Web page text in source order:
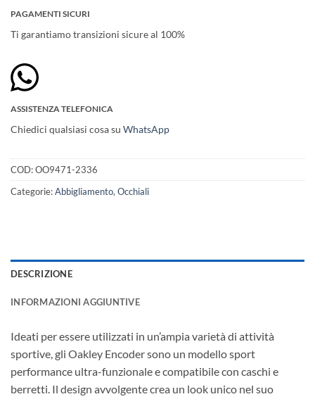
PAGAMENTI SICURI
Ti garantiamo transizioni sicure al 100%
ASSISTENZA TELEFONICA
Chiedici qualsiasi cosa su WhatsApp
COD:OO9471-2336
Categorie:Abbigliamento, Occhiali
DESCRIZIONE
INFORMAZIONI AGGIUNTIVE
Ideati per essere utilizzati in un’ampia varietà di attività
sportive, gli Oakley Encoder sono un modello sport
performance ultra-funzionale e compatibile con caschi e
berretti. Il design avvolgente crea un look unico nel suo